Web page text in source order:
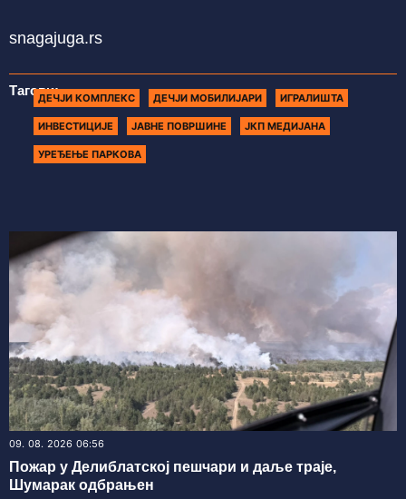
snagajuga.rs
Тагови:ДЕЧЈИ КОМПЛЕКС ДЕЧЈИ МОБИЛИЈАРИ ИГРАЛИШТА
ИНВЕСТИЦИЈЕ ЈАВНЕ ПОВРШИНЕ ЈКП МЕДИЈАНА
УРЕЂЕЊЕ ПАРКОВА
09. 08. 2026 06:56
Пожар у Делиблатској пешчари и даље траје,
Шумарак одбрањен